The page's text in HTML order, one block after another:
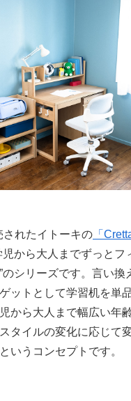
れたイトーキの 「
児から大人までずっとフ
のシリーズです。言い換
ットとして学習机を単
から大人まで幅広い年
タイルの変化に応じて
いうコンセプトです。